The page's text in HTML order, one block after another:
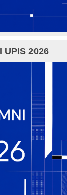
UPIS 2026